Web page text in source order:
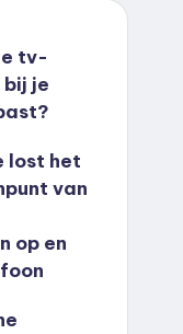
tv-
je
lost het
van
op en